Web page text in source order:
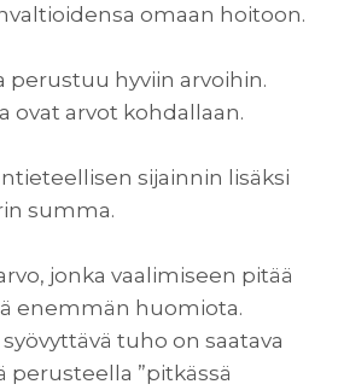
omaan hoitoon.
perustuu hyviin arvoihin.
ovat arvot kohdallaan.
sijainnin lisäksi
summa.
jonka vaalimiseen pitää
enemmän huomiota.
tuho on saatava
perusteella ”pitkässä